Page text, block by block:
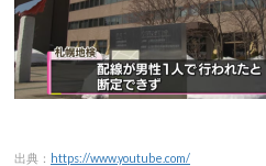
出典： https://www.youtube.com/